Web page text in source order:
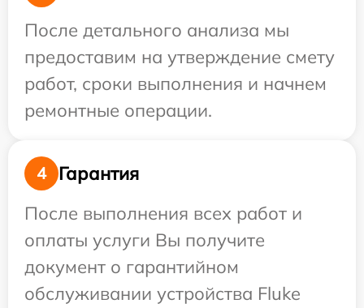
После детального анализа мы
предоставим на утверждение смету
работ, сроки выполнения и начнем
ремонтные операции.
4
Гарантия
После выполнения всех работ и
оплаты услуги Вы получите
документ о гарантийном
обслуживании устройства Fluke